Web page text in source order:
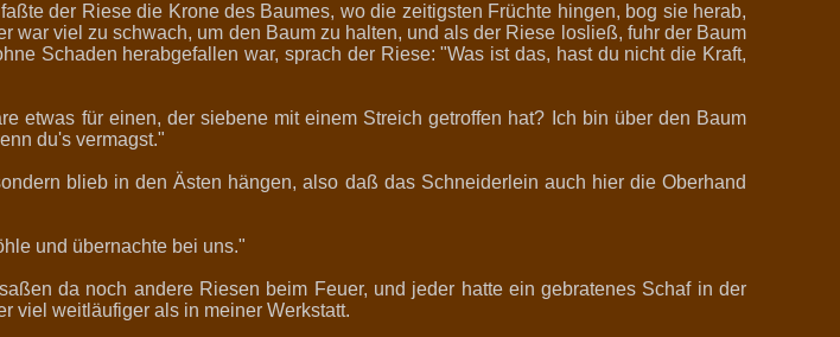
der Riese die Krone des Baumes, wo die zeitigsten Früchte hingen, bog sie herab,
viel zu schwach, um den Baum zu halten, und als der Riese losließ, fuhr der Baum
Schaden herabgefallen war, sprach der Riese: "Was ist das, hast du nicht die Kraft,
etwas für einen, der siebene mit einem Streich getroffen hat? Ich bin über den Baum
du's vermagst."
blieb in den Ästen hängen, also daß das Schneiderlein auch hier die Oberhand
und übernachte bei uns."
da noch andere Riesen beim Feuer, und jeder hatte ein gebratenes Schaf in der
viel weitläufiger als in meiner Werkstatt.